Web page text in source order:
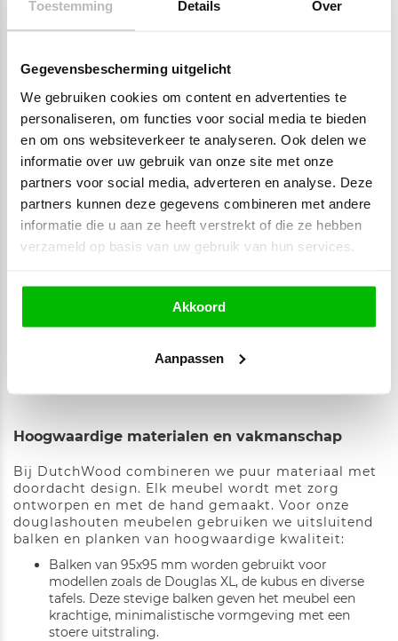
Toestemming Details Over
Gegevensbescherming uitgelicht
We gebruiken cookies om content en advertenties te
personaliseren, om functies voor social media te bieden
en om ons websiteverkeer te analyseren. Ook delen we
informatie over uw gebruik van onze site met onze
partners voor social media, adverteren en analyse. Deze
partners kunnen deze gegevens combineren met andere
informatie die u aan ze heeft verstrekt of die ze hebben
verzameld op basis van uw gebruik van hun services.
Akkoord
Aanpassen
buitenmeubelen? De collectie douglashouten
meubelen van DutchWood biedt alles wat je nodig
buitenruimte. Gemaakt van massief douglashout en
met de hand vervaardigd in Nederland, staan deze
meubelen garant voor kwaliteit, uitstraling én
jarenlang gebruiksplezier.
Waarom douglashout ideaal is voor
buitenmeubelen
Douglashout is één van de sterkste Europese
naaldhoutsoorten. Het hout is van nature rijk aan
hars, wat het bijzonder goed bestand maakt tegen
geschikt voor buitenmeubelen die het hele jaar door
buiten kunnen blijven staan. Bovendien krijgt het
hout na verloop van tijd een prachtige zilvergrijze
de karakteristieke uitstraling.
Hoogwaardige materialen en vakmanschap
Bij DutchWood combineren we puur materiaal met
doordacht design. Elk meubel wordt met zorg
ontworpen en met de hand gemaakt. Voor onze
douglashouten meubelen gebruiken we uitsluitend
balken en planken van hoogwaardige kwaliteit:
Balken van 95x95 mm worden gebruikt voor
modellen zoals de Douglas XL, de kubus en diverse
tafels. Deze stevige balken geven het meubel een
krachtige, minimalistische vormgeving met een
stoere uitstraling.